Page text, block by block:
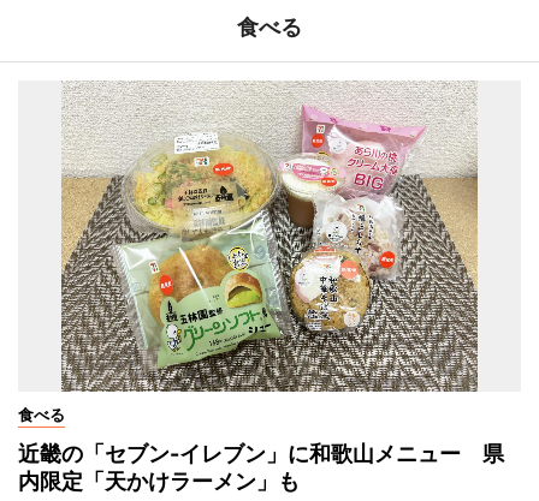
食べる
食べる
近畿の「セブン-イレブン」に和歌山メニュー 県
内限定「天かけラーメン」も